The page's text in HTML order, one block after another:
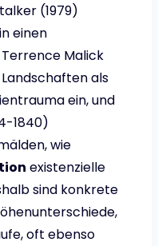
(1979)
einen
Malick
Landschaften als
ein, und
1840)
wie
existenzielle
sind konkrete
oft ebenso